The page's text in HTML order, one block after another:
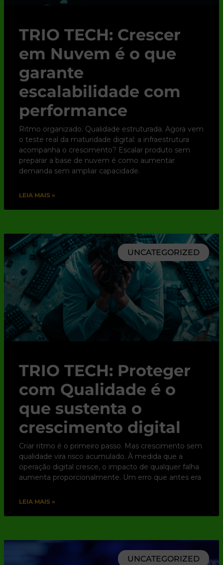
TRIO TECH: Crescer
em Nuvem é o que
garante
escalabilidade com
performance
Ritmo organizado. Qualidade estruturada. Agora vem
o teste real da maturidade digital: a infraestrutura
acompanha o crescimento? Escalar produto sem
preparar a base de nuvem é como aumentar
demanda sem ampliar capacidade.
LEIA MAIS »
UNCATEGORIZED
TRIO TECH: Proteger
com Qualidade é o
que sustenta o
crescimento digital
Criar ritmo é o primeiro passo. Mas crescimento sem
qualidade vira risco acumulado. À medida que a
operação digital cresce, o impacto de qualquer falha
aumenta proporcionalmente. Um erro que antes era
LEIA MAIS »
UNCATEGORIZED